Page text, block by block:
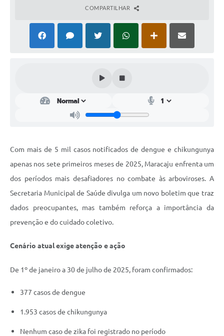
COMPARTILHAR
Com mais de 5 mil casos notificados de dengue e chikungunya
apenas nos sete primeiros meses de 2025, Maracaju enfrenta um
dos períodos mais desafiadores no combate às arboviroses. A
Secretaria Municipal de Saúde divulga um novo boletim que traz
dados preocupantes, mas também reforça a importância da
prevenção e do cuidado coletivo.
Cenário atual exige atenção e ação
De 1º de janeiro a 30 de julho de 2025, foram confirmados:
377 casos de dengue
1.953 casos de chikungunya
Nenhum caso de zika foi registrado no período